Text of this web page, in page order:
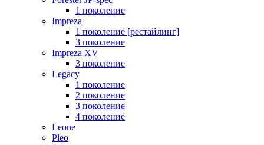
1 поколение
Impreza
1 поколение [рестайлинг]
3 поколение
Impreza XV
3 поколение
Legacy
1 поколение
2 поколение
3 поколение
4 поколение
Leone
Pleo